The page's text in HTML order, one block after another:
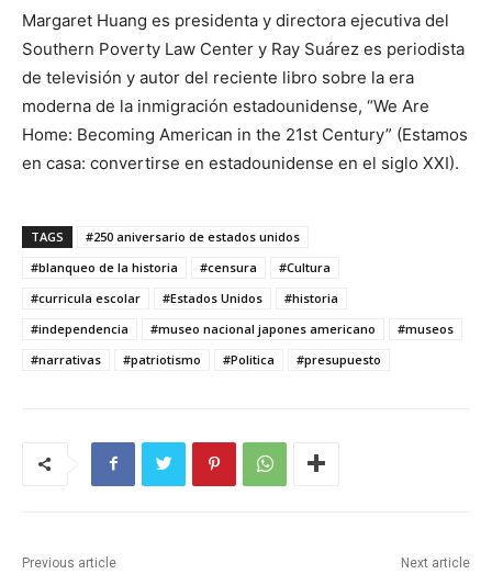
Margaret Huang es presidenta y directora ejecutiva del
Southern Poverty Law Center y Ray Suárez es periodista
de televisión y autor del reciente libro sobre la era
moderna de la inmigración estadounidense, “We Are
Home: Becoming American in the 21st Century” (Estamos
en casa: convertirse en estadounidense en el siglo XXI).
TAGS
#250 aniversario de estados unidos
#blanqueo de la historia
#censura
#Cultura
#curricula escolar
#Estados Unidos
#historia
#independencia
#museo nacional japones americano
#museos
#narrativas
#patriotismo #Politica #presupuesto
Previous article Next article